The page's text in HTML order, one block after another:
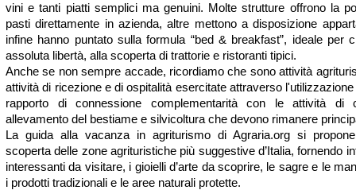
vini e tanti piatti semplici ma genuini. Molte strutture offrono la
pasti direttamente in azienda, altre mettono a disposizione
infine hanno puntato sulla formula “bed & breakfast”, ideale per
assoluta libertà, alla scoperta di trattorie e ristoranti tipici.
Anche se non sempre accade, ricordiamo che sono attività
attività di ricezione e di ospitalità esercitate attraverso
rapporto di connessione complementarità con le attività di
allevamento del bestiame e silvicoltura che devono rimanere
La guida alla vacanza in agriturismo di Agraria.org si
scoperta delle zone agrituristiche più suggestive d’Italia, fornendo
interessanti da visitare, i gioielli d’arte da scoprire, le sagre e le
i prodotti tradizionali e le aree naturali protette.